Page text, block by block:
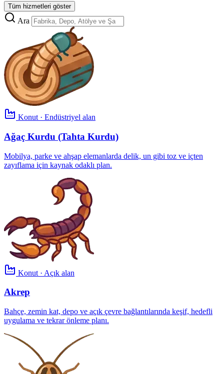
Tüm hizmetleri göster
Ara
Konut · Endüstriyel alan
Ağaç Kurdu (Tahta Kurdu)
Mobilya, parke ve ahşap elemanlarda delik, un gibi toz ve içten
zayıflama için kaynak odaklı plan.
Konut · Açık alan
Akrep
Bahçe, zemin kat, depo ve açık çevre bağlantılarında keşif, hedefli
uygulama ve tekrar önleme planı.